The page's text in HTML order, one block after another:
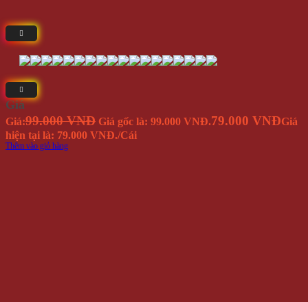
Giá
Giá:99.000 VNĐ Giá gốc là: 99.000 VNĐ.79.000 VNĐGiá
hiện tại là: 79.000 VNĐ./Cái
Thêm vào giỏ hàng